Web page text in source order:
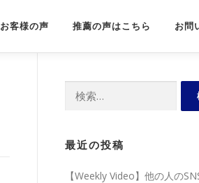
お客様の声 推薦の声はこちら お問
最近の投稿
【Weekly Video】他の人の